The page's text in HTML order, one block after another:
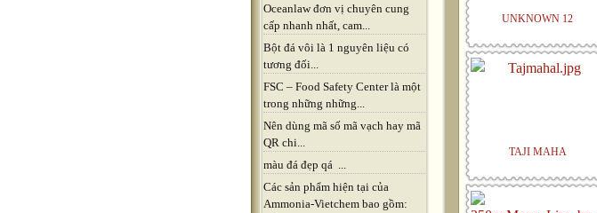
Oceanlaw đơn vị chuyên cung
cấp nhanh nhất, cam...
Bột đá vôi là 1 nguyên liệu có
tương đối...
FSC – Food Safety Center là một
trong những những...
Nên dùng mã số mã vạch hay mã
QR chi...
màu đá đẹp qá ...
Các sản phẩm hiện tại của
Ammonia-Vietchem bao gồm:
UNKNOWN 12
TAJI MAHA